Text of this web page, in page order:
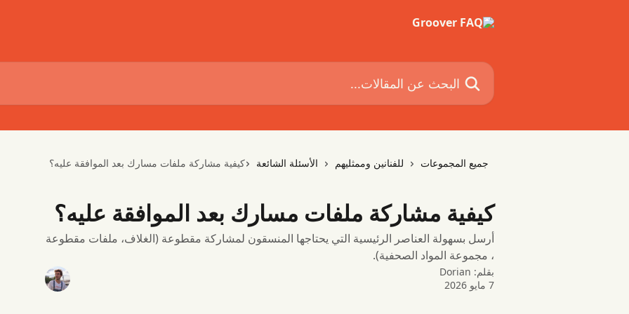
البحث عن المقالات...
جميع المجموعات للفنانين وممثليهم الأسئلة الشائعة كيفية مشاركة ملفات مسارك بعد الموافقة عليه؟
كيفية مشاركة ملفات مسارك بعد الموافقة عليه؟
أرسل بسهولة العناصر الرئيسية التي يحتاجها المنسقون لمشاركة مقطوعة (الغلاف، ملفات مقطوعة
، مجموعة المواد الصحفية).
بقلم: Dorian
7 مايو 2026